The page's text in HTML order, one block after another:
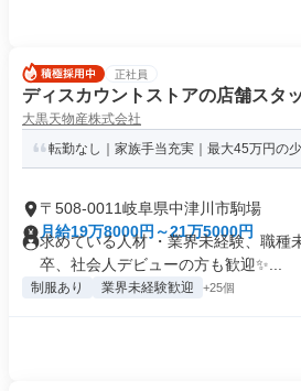
正社員
ディスカウントストアの店舗スタ
大黒天物産株式会社
転勤なし｜家族手当充実｜最大45万円の
〒508-0011岐阜県中津川市駒場
月給19万8000円～21万5000円
求めている人材 ・業界未経験、職種
卒、社会人デビューの方も歓迎✨...
制服あり 業界未経験歓迎 +25個